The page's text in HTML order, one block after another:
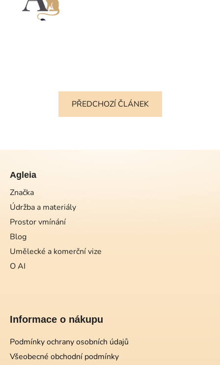
PŘEDCHOZÍ ČLÁNEK
Agleia
Značka
Údržba a materiály
Prostor vmínání
Blog
Umělecké a komerční vize
O AI
Informace o nákupu
Podmínky ochrany osobních údajů
Všeobecné obchodní podmínky